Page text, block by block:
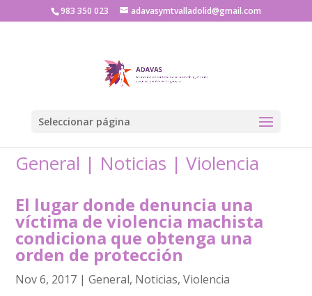
983 350 023 adavasymtvalladolid@gmail.com
Seleccionar página
General | Noticias |Violencia
El lugar donde denuncia una
víctima de violencia machista
condiciona que obtenga una
orden de protección
Nov 6, 2017 |General, Noticias,Violencia